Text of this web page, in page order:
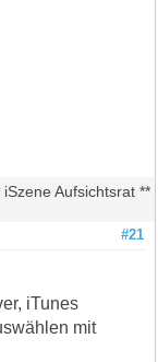
iSzene Aufsichtsrat **
#21
iTunes
mit